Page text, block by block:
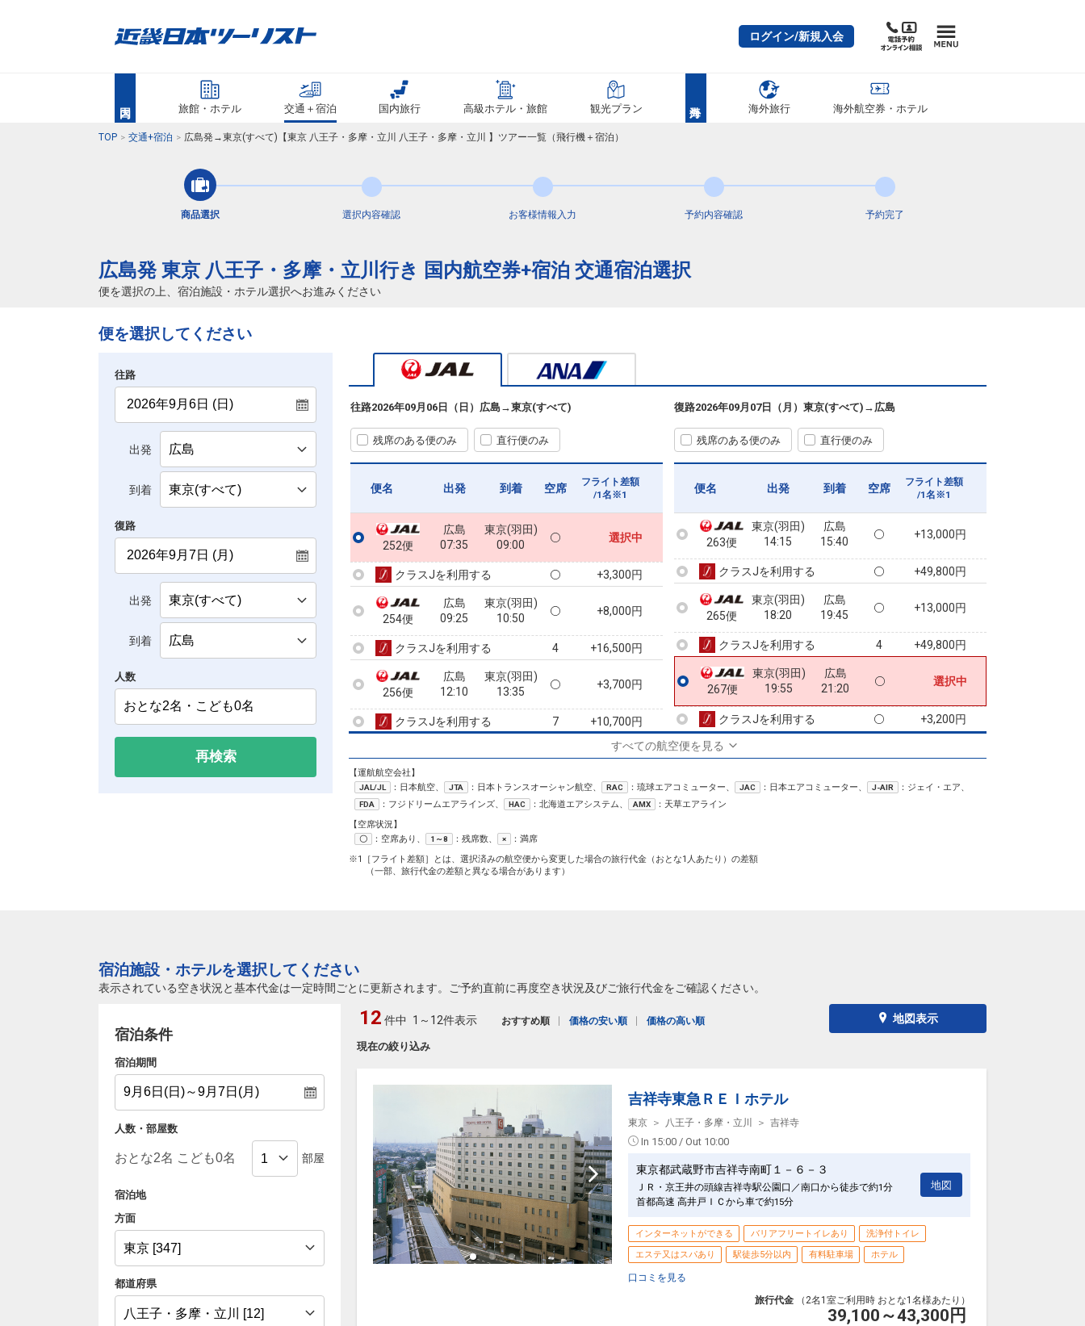
ログイン/新規入会
旅館・ホテル 交通＋宿泊 国内旅行 高級ホテル・旅館 観光プラン 海外旅行 海外航空券・ホテル
TOP 交通+宿泊 広島発→東京(すべて)【東京 八王子・多摩・立川 八王子・多摩・立川 】ツアー一覧（飛行機＋宿泊）
商品選択 選択内容確認 お客様情報 入力 予約内容確認 予約完了
広島発 東京 八王子・多摩・立川行き 国内航空券+宿泊 交通宿泊選択
便を選択の上、宿泊施設・ホテル選択へお進みください
便を選択してください
往路
出発
到着
復路
出発
到着
人数
再検索
往路2026年09月06日（日） 広島 →東京(すべて)
残席のある便のみ 直行便のみ
便名 出発 到着 空席
フライト差額
/1名※1
252便
広島
07:35
東京(羽田)
09:00
選択中
クラスJを利用する +3,300円
254便
広島
09:25
東京(羽田)
10:50
+8,000円
クラスJを利用する 4 +16,500円
256便
広島
12:10
東京(羽田)
13:35
+3,700円
クラスJを利用する 7 +10,700円
258便
+10,400円
クラスJを利用する +51,000円
262便
16:25
17:55
クラスJを利用する 2 +22,100円
266便
20:35
22:00
クラスJを利用する +34,800円
復路2026年09月07日（月） 東京(すべて) → 広島
残席のある便のみ 直行便のみ
便名 出発 到着 空席
フライト差額
/1名※1
+3,700円
東京(羽田)
11:40
広島
13:05
+13,000円
クラスJを利用する +49,800円
263便
東京(羽田)
14:15
広島
15:40
+13,000円
クラスJを利用する +49,800円
265便
東京(羽田)
18:20
広島
19:45
+13,000円
クラスJを利用する 4 +49,800円
267便
東京(羽田)
19:55
広島
21:20
選択中
クラスJを利用する +3,200円
すべての航空便を見る
【運航航空会社】
JAL/JL ：日本航空、 JTA ：日本トランスオーシャン航空、 RAC ：琉球エアコミューター、 JAC ：日本エアコミューター、 J-AIR ：ジェイ・エア、
FDA ：フジドリームエアラインズ、 HAC ：北海道エアシステム、 AMX
：天草エアライン
【空席状況】
〇 ：空席あり、 1～8 ：残席数、 ×
：満席
※1［フライト差額］とは、選択済みの航空便から変更した場合の旅行代金（おとな1人あたり）の差額
（一部、旅行代金の差額と異なる場合があります）
宿泊施設・ホテルを選択してください
表示されている空き状況と基本代金は一定時間ごとに更新されます。ご予約直前に再度空き状況及びご旅行代金をご確認ください。
宿泊条件
宿泊期間
人数・部屋数
部屋
宿泊地
方面
都道府県
地図表示
現在の絞り込み
12 件中 1～12件表示 おすすめ順 価格の安い順 価格の高い順
吉祥寺東急ＲＥＩホテル
東京 八王子・多摩・立川 吉祥寺
In 15:00 / Out 10:00
東京都武蔵野市吉祥寺南町１－６－３
ＪＲ・京王井の頭線吉祥寺駅公園口／南口から徒歩で約1分
首都高速 高井戸ＩＣから車で約15分
地図
インターネットができる バリアフリートイレあり
洗浄付トイレ
エステ又はスパあり
駅徒歩5分以内 有料駐車場 ホテル
口コミを見る
旅行代金 （2名1室ご利用時 おとな1名様あたり）
39,100～43,300 円